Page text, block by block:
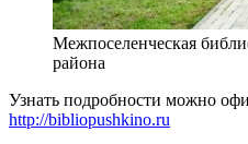
Межпоселенческая
района
Узнать подробности можно
http://bibliopushkino.ru